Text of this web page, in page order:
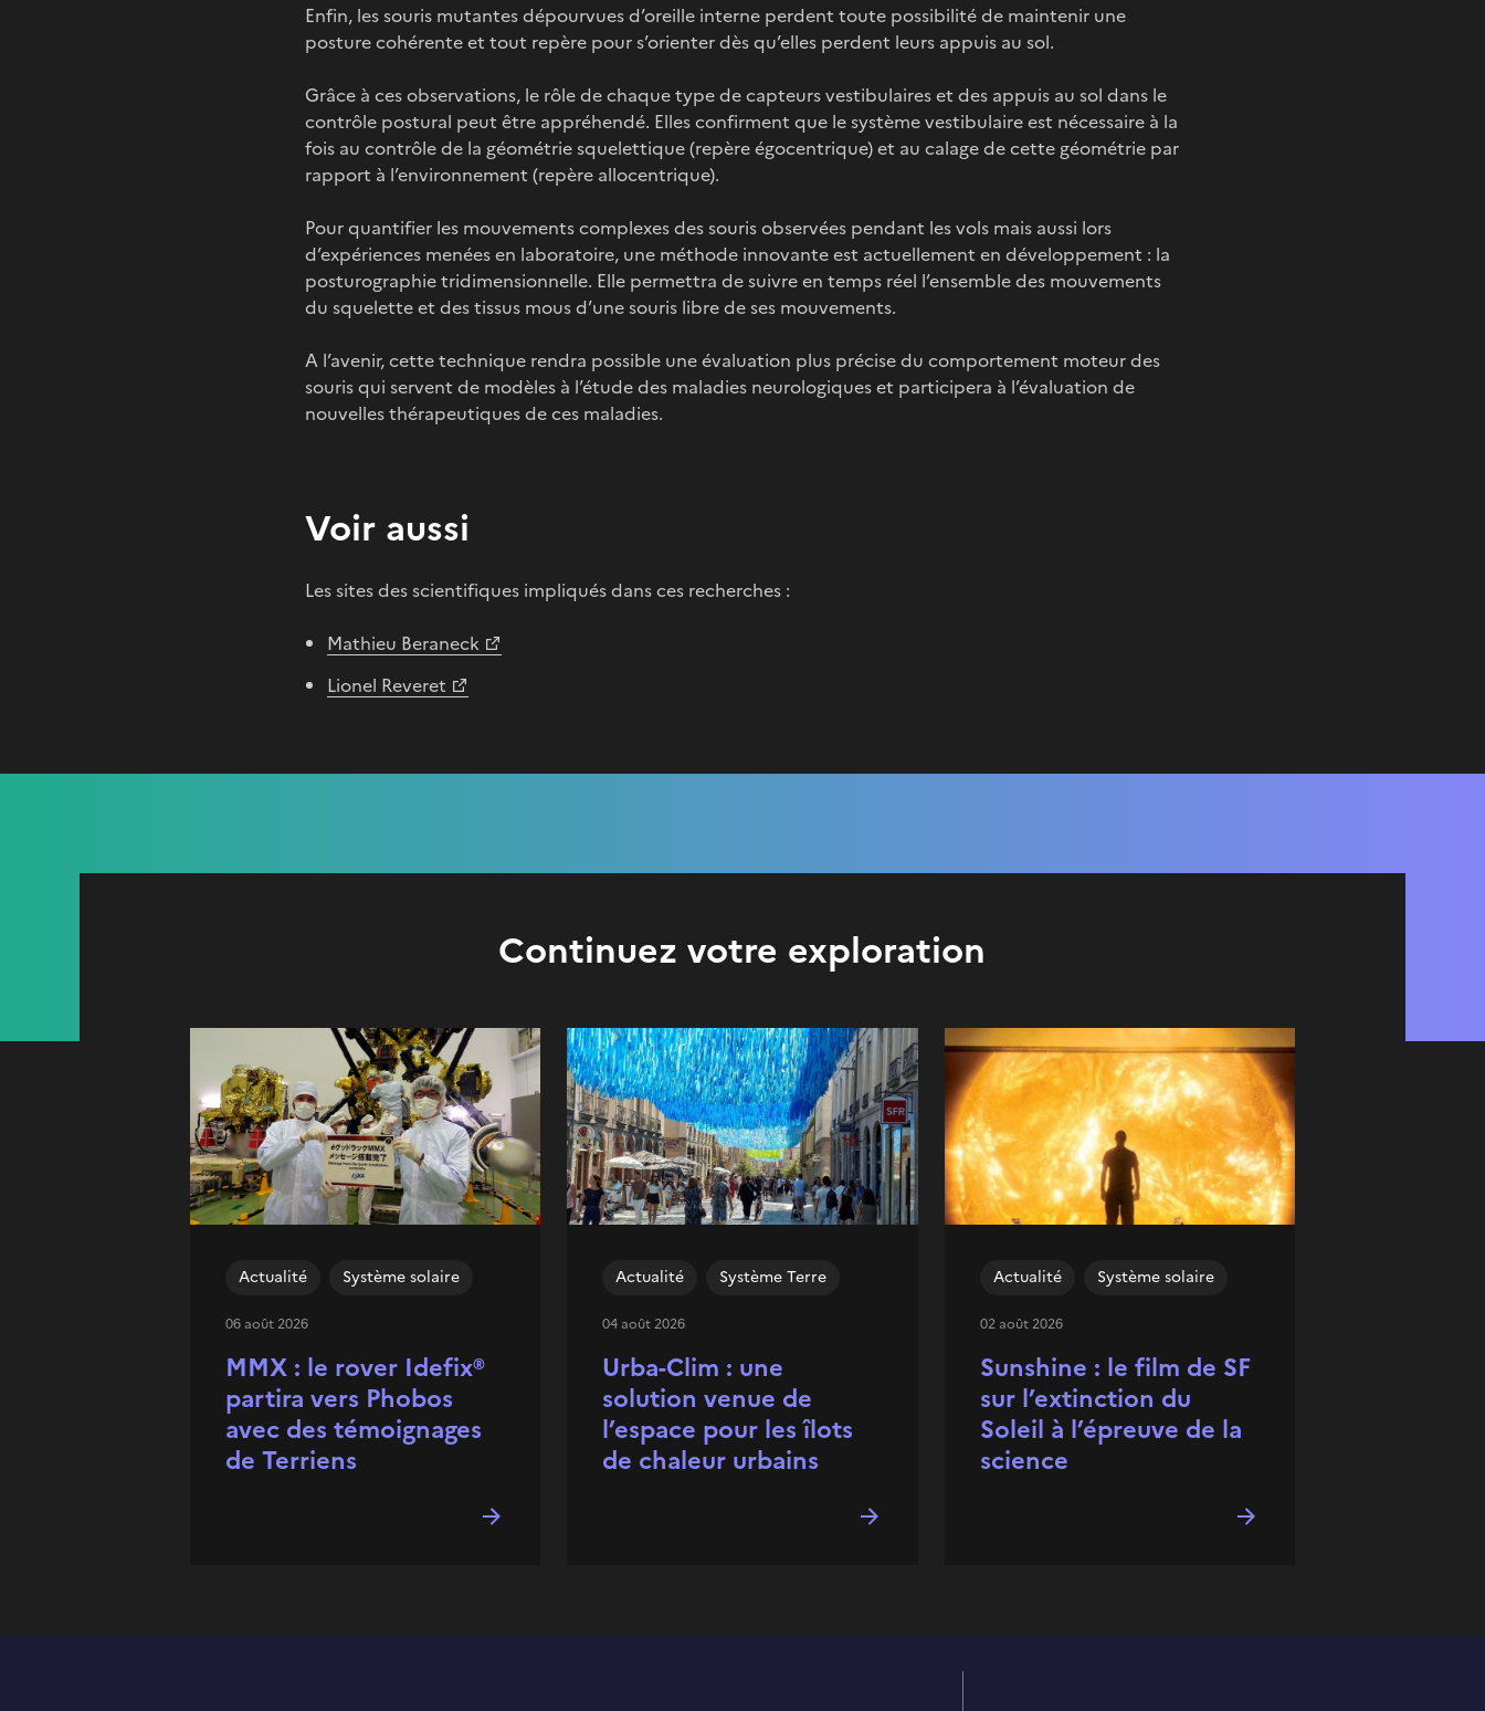
Enfin, les souris mutantes dépourvues d’oreille interne perdent toute possibilité de maintenir une
posture cohérente et tout repère pour s’orienter dès qu’elles perdent leurs appuis au sol.
Grâce à ces observations, le rôle de chaque type de capteurs vestibulaires et des appuis au sol dans le
contrôle postural peut être appréhendé. Elles confirment que le système vestibulaire est nécessaire à la
fois au contrôle de la géométrie squelettique (repère égocentrique) et au calage de cette géométrie par
rapport à l’environnement (repère allocentrique).
Pour quantifier les mouvements complexes des souris observées pendant les vols mais aussi lors
d’expériences menées en laboratoire, une méthode innovante est actuellement en développement : la
posturographie tridimensionnelle. Elle permettra de suivre en temps réel l’ensemble des mouvements
du squelette et des tissus mous d’une souris libre de ses mouvements.
A l’avenir, cette technique rendra possible une évaluation plus précise du comportement moteur des
souris qui servent de modèles à l’étude des maladies neurologiques et participera à l’évaluation de
nouvelles thérapeutiques de ces maladies.
Voir aussi
Les sites des scientifiques impliqués dans ces recherches :
Mathieu Beraneck
Lionel Reveret
Continuez votre exploration
MMX : le rover Idefix®
partira vers Phobos
avec des témoignages
de Terriens
Actualité Système solaire
06 août 2026
Urba-Clim : une
solution venue de
l’espace pour les îlots
de chaleur urbains
Actualité Système Terre
04 août 2026
Sunshine : le film de SF
sur l’extinction du
Soleil à l’épreuve de la
science
Actualité Système solaire
02 août 2026